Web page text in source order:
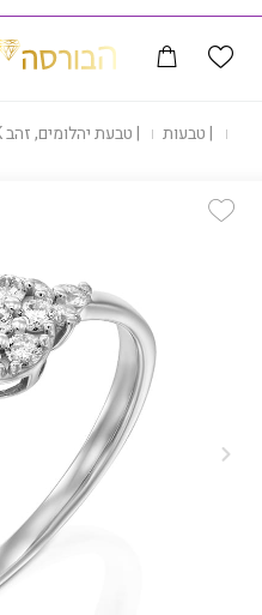
|טבעות |טבעת יהלומים, זהב 14K משובצת 0.25 קראט יהלומים, דגם RDLRF01271